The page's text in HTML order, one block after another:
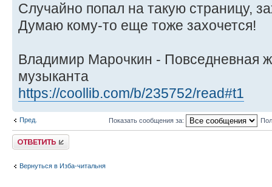
Случайно попал на такую страницу,
Думаю кому-то еще тоже захочется!
Владимир Марочкин - Повседневная
музыканта
https://coollib.com/b/235752/read#t1
Пред. Показать сообщения за:
Ответить
Вернуться в Изба-читальня